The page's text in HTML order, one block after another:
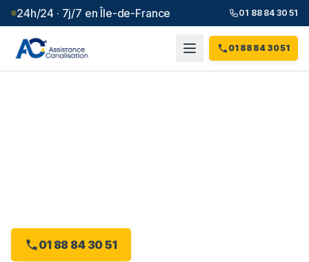
24h/24 · 7j/7 en Île-de-France 01 88 84 30 51
01 88 84 30 51
01 88 84 30 51